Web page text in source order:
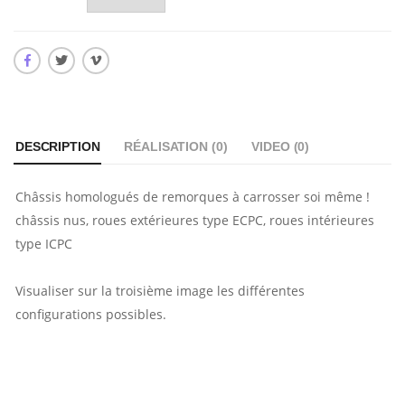
DESCRIPTION RÉALISATION (0) VIDEO (0)
Châssis homologués de remorques à carrosser soi même !
châssis nus, roues extérieures type ECPC, roues intérieures
type ICPC
Visualiser sur la troisième image les différentes
configurations possibles.